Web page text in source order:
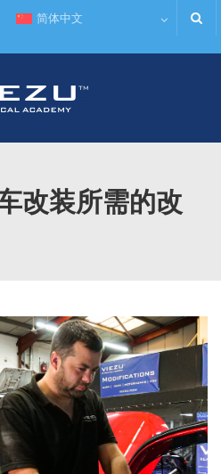
简体中文
改装所需的改